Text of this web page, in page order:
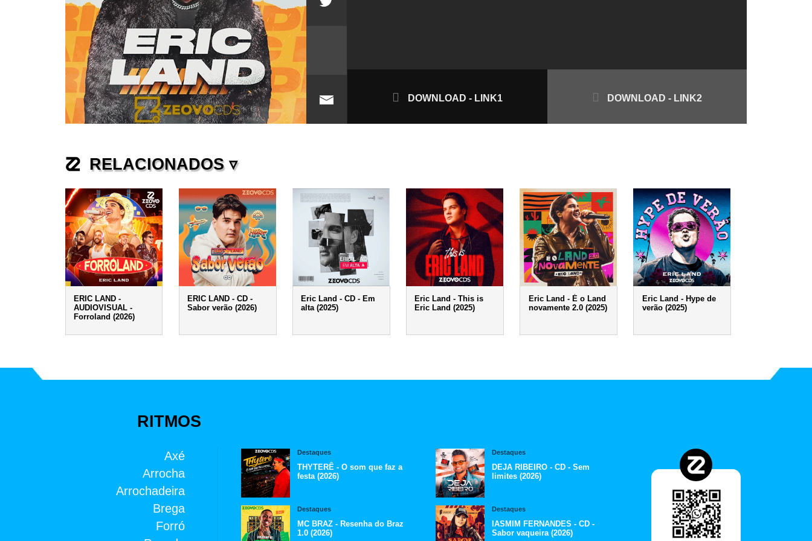
DOWNLOAD - LINK1 DOWNLOAD - LINK2
RELACIONADOS ▿
ERIC LAND -
AUDIOVISUAL -
Forroland (2026)
ERIC LAND - CD -
Sabor verão (2026)
Eric Land - CD - Em
alta (2025)
Eric Land - This is
Eric Land (2025)
Eric Land - É o Land
novamente 2.0 (2025)
Eric Land - Hype de
verão (2025)
RITMOS
Axé
Arrocha
Arrochadeira
Brega
Forró
Destaques
THYTERÊ - O som que faz a
festa (2026)
Destaques
DEJA RIBEIRO - CD - Sem
limites (2026)
Destaques
MC BRAZ - Resenha do Braz
1.0 (2026)
Destaques
IASMIM FERNANDES - CD -
Sabor vaqueira (2026)